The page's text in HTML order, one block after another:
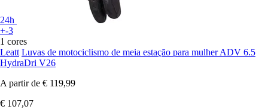
24h
+-3
1 cores
Leatt Luvas de motociclismo de meia estação para mulher ADV 6.5
HydraDri V26
A partir de € 119,99
€ 107,07